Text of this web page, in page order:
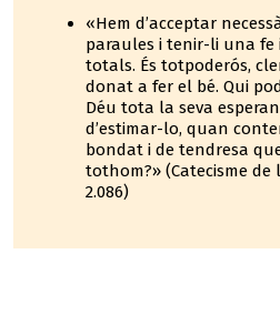
«Hem d’acceptar
paraules i tenir-li una fe
totals. És totpoderós,
donat a fer el bé. Qui
Déu tota la seva
d’estimar-lo, quan
bondat i de tendresa
tothom?» (Catecisme de
2.086)